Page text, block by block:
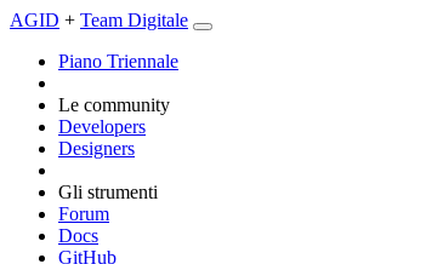
AGID + Team Digitale
Piano Triennale
Le community
Developers
Designers
Gli strumenti
Forum
Docs
GitHub